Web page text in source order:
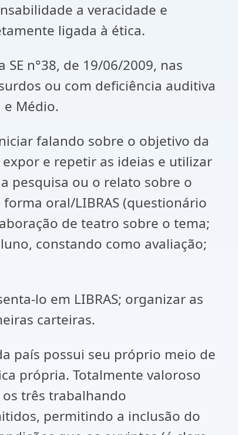
a veracidade e
ligada à ética.
n°38, de 19/06/2009, nas
ou com deficiência auditiva
e Médio.
falando sobre o objetivo da
e repetir as ideias e utilizar
pesquisa ou o relato sobre o
oral/LIBRAS (questionário
de teatro sobre o tema;
constando como avaliação;
lo em LIBRAS; organizar as
carteiras.
país possui seu próprio meio de
própria. Totalmente valoroso
três trabalhando
permitindo a inclusão do